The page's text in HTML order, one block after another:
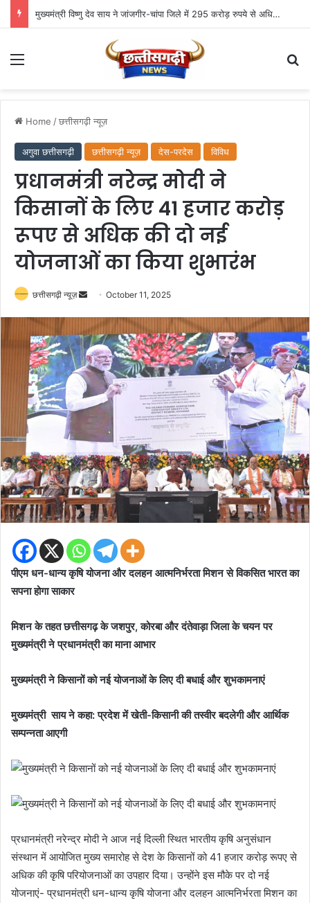
मुख्यमंत्री विष्णु देव साय ने जांजगीर-चांपा जिले में 295 करोड़ रुपये से अधिक के 341 विकास कार्यों का किया लोकार्पण एवं भूमिपूजन
Menu
Home /छत्तीसगढ़ी न्यूज़
अगुवा छत्तीसगढ़ी छत्तीसगढ़ी न्यूज़ देस-परदेस विविध
प्रधानमंत्री नरेन्द्र मोदी ने
किसानों के लिए 41 हजार करोड़
रूपए से अधिक की दो नई
योजनाओं का किया शुभारंभ
छत्तीसगढ़ी न्यूज़
Send
email
October 11, 2025
पीएम धन-धान्य कृषि योजना और दलहन आत्मनिर्भरता मिशन से विकसित भारत का
सपना होगा साकार
मिशन के तहत छत्तीसगढ़ के जशपुर, कोरबा और दंतेवाड़ा जिला के चयन पर
मुख्यमंत्री ने प्रधानमंत्री का माना आभार
मुख्यमंत्री ने किसानों को नई योजनाओं के लिए दी बधाई और शुभकामनाएं
मुख्यमंत्री साय ने कहा: प्रदेश में खेती-किसानी की तस्वीर बदलेगी और आर्थिक
सम्पन्नता आएगी
प्रधानमंत्री नरेन्द्र मोदी ने आज नई दिल्ली स्थित भारतीय कृषि अनुसंधान
संस्थान में आयोजित मुख्य समारोह से देश के किसानों को 41 हजार करोड़ रूपए से
अधिक की कृषि परियोजनाओं का उपहार दिया। उन्होंने इस मौके पर दो नई
योजनाएं- प्रधानमंत्री धन-धान्य कृषि योजना और दलहन आत्मनिर्भरता मिशन का